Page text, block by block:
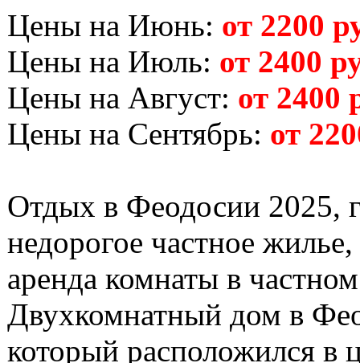
Цены на Июнь: от 2200
Цены на Июль: от 2400
Цены на Август: от 2400
Цены на Сентябрь: от
Отдых в Феодосии 2025,
недорогое частное
аренда комнаты в
Двухкомнатный дом в
который расположился в